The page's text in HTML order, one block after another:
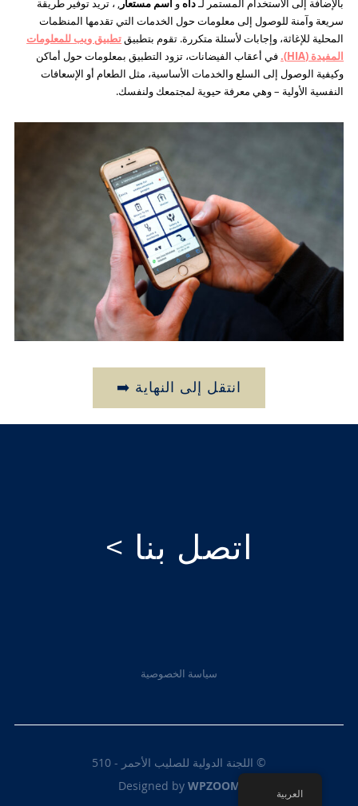
سريعة وآمنة للوصول إلى معلومات حول الخدمات التي تقدمها المنظمات
المحلية للإغاثة، وإجابات لأسئلة متكررة. تقوم بتطبيق تطبيق ويب للمعلومات
المفيدة (HIA).
في أعقاب الفيضانات، تزود التطبيق بمعلومات حول أماكن
وكيفية الوصول إلى السلع والخدمات الأساسية، مثل الطعام أو الإسعافات
النفسية الأولية – وهي معرفة حيوية لمجتمعك ولنفسك.
انتقل إلى النهاية ➡️
اتصل بنا >
سياسة الخصوصية
© اللجنة الدولية للصليب الأحمر - 510
Designed by WPZOOM
العربية